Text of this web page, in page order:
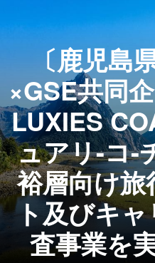
〔鹿児島
×GSE共同
LUXIES
ュアリ-コ-
裕層向け
ト及びキ
査事業を